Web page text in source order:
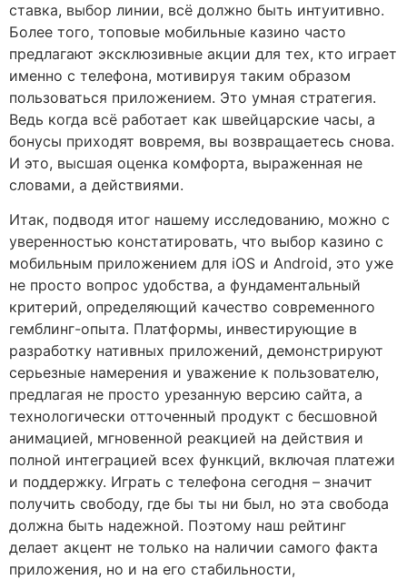
ставка, выбор линии, всё должно быть интуитивно.
Более того, топовые мобильные казино часто
предлагают эксклюзивные акции для тех, кто играет
именно с телефона, мотивируя таким образом
пользоваться приложением. Это умная стратегия.
Ведь когда всё работает как швейцарские часы, а
бонусы приходят вовремя, вы возвращаетесь снова.
И это, высшая оценка комфорта, выраженная не
словами, а действиями.
Итак, подводя итог нашему исследованию, можно с
уверенностью констатировать, что выбор казино с
мобильным приложением для iOS и Android, это уже
не просто вопрос удобства, а фундаментальный
критерий, определяющий качество современного
гемблинг-опыта. Платформы, инвестирующие в
разработку нативных приложений, демонстрируют
серьезные намерения и уважение к пользователю,
предлагая не просто урезанную версию сайта, а
технологически отточенный продукт с бесшовной
анимацией, мгновенной реакцией на действия и
полной интеграцией всех функций, включая платежи
и поддержку. Играть с телефона сегодня – значит
получить свободу, где бы ты ни был, но эта свобода
должна быть надежной. Поэтому наш рейтинг
делает акцент не только на наличии самого факта
приложения, но и на его стабильности,